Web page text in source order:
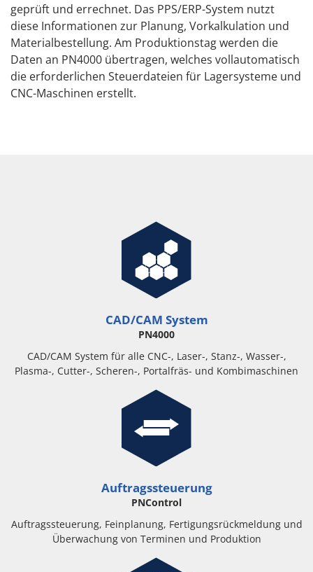
geprüft und errechnet. Das PPS/ERP-System nutzt
diese Informationen zur Planung, Vorkalkulation und
Materialbestellung. Am Produktionstag werden die
Daten an PN4000 übertragen, welches vollautomatisch
die erforderlichen Steuerdateien für Lagersysteme und
CNC-Maschinen erstellt.
CAD/CAM System
PN4000
CAD/CAM System für alle CNC-, Laser-, Stanz-, Wasser-,
Plasma-, Cutter-, Scheren-, Portalfräs- und Kombimaschinen
Auftragssteuerung
PNControl
Auftragssteuerung, Feinplanung, Fertigungsrückmeldung und
Überwachung von Terminen und Produktion